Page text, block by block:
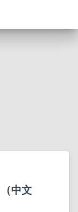
中文